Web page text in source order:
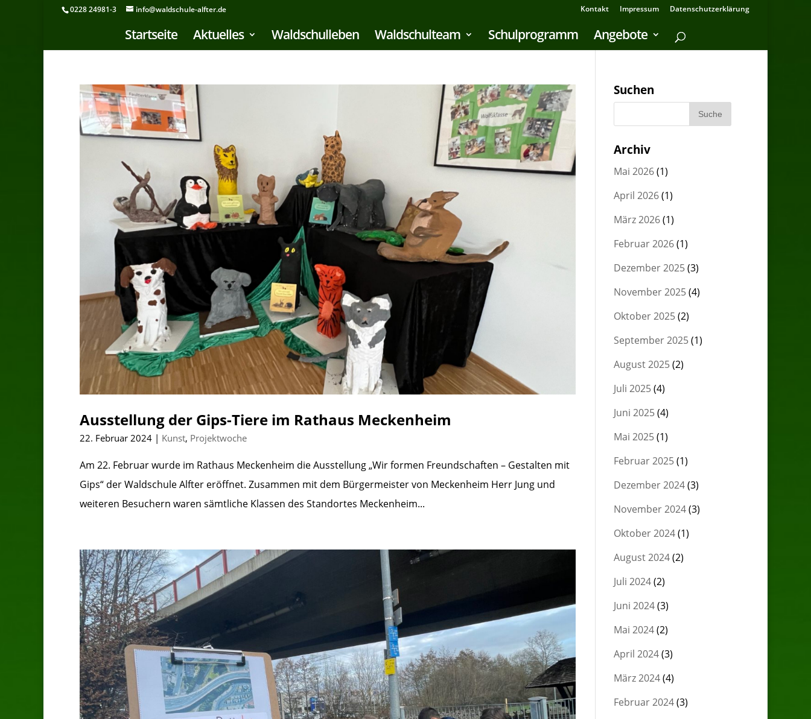
0228 24981-3 info@waldschule-alfter.de Kontakt Impressum Datenschutzerklärung
Startseite Aktuelles Waldschulleben Waldschulteam Schulprogramm Angebote
Ausstellung der Gips-Tiere im Rathaus Meckenheim
22. Februar 2024 | Kunst, Projektwoche
Am 22. Februar wurde im Rathaus Meckenheim die Ausstellung „Wir formen Freundschaften – Gestalten mit
Gips“ der Waldschule Alfter eröffnet. Zusammen mit dem Bürgermeister von Meckenheim Herr Jung und
weiteren Besuchern waren sämtliche Klassen des Standortes Meckenheim...
Suchen
Archiv
Mai 2026(1)
April 2026(1)
März 2026(1)
Februar 2026(1)
Dezember 2025(3)
November 2025(4)
Oktober 2025(2)
September 2025(1)
August 2025(2)
Juli 2025(4)
Juni 2025(4)
Mai 2025(1)
Februar 2025(1)
Dezember 2024(3)
November 2024(3)
Oktober 2024(1)
August 2024(2)
Juli 2024(2)
Juni 2024(3)
Mai 2024(2)
April 2024(3)
März 2024(4)
Februar 2024(3)